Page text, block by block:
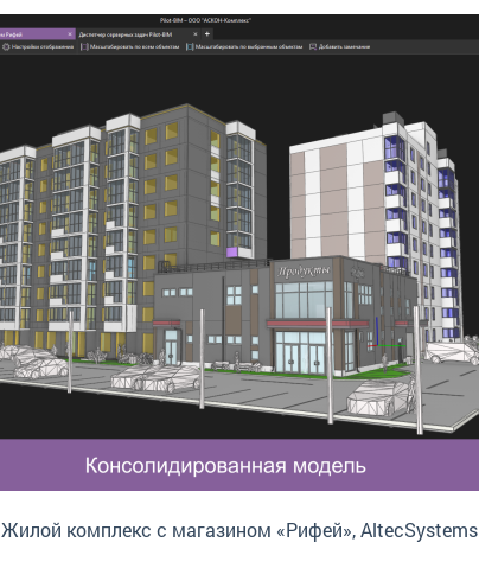
Жилой комплекс с магазином «Рифей», AltecSystems